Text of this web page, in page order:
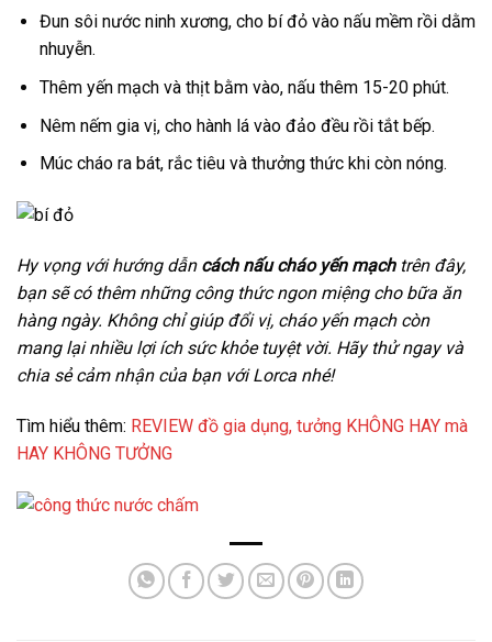
Đun sôi nước ninh xương, cho bí đỏ vào nấu mềm rồi dằm
nhuyễn.
Thêm yến mạch và thịt bằm vào, nấu thêm 15-20 phút.
Nêm nếm gia vị, cho hành lá vào đảo đều rồi tắt bếp.
Múc cháo ra bát, rắc tiêu và thưởng thức khi còn nóng.
Hy vọng với hướng dẫn cách nấu cháo yến mạchtrên đây,
bạn sẽ có thêm những công thức ngon miệng cho bữa ăn
hàng ngày. Không chỉ giúp đổi vị, cháo yến mạch còn
mang lại nhiều lợi ích sức khỏe tuyệt vời. Hãy thử ngay và
chia sẻ cảm nhận của bạn với Lorca nhé!
Tìm hiểu thêm: REVIEW đồ gia dụng, tưởng KHÔNG HAY mà
HAY KHÔNG TƯỞNG